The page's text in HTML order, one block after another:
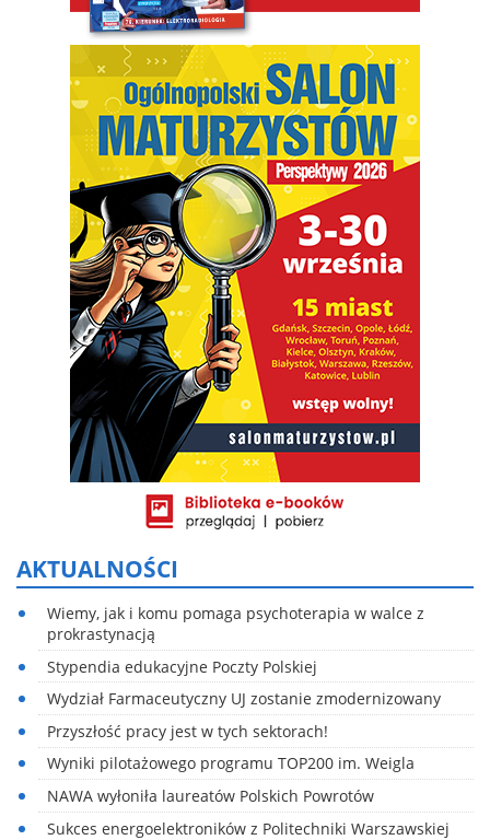
AKTUALNOŚCI
Wiemy, jak i komu pomaga psychoterapia w walce z
prokrastynacją
Stypendia edukacyjne Poczty Polskiej
Wydział Farmaceutyczny UJ zostanie zmodernizowany
Przyszłość pracy jest w tych sektorach!
Wyniki pilotażowego programu TOP200 im. Weigla
NAWA wyłoniła laureatów Polskich Powrotów
Sukces energoelektroników z Politechniki Warszawskiej